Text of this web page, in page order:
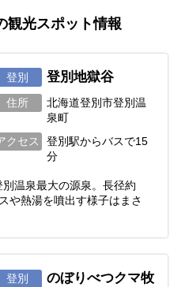
あなただけの特別な北海道旅
ためのヒントを見つけて、最
観光スポット情報
登別 登別地獄谷
住所
北海道登別市登別温
泉町
クセス
登別駅からバスで15
分
温泉最大の源泉。長径約
や熱湯を噴出す様子はまさ
登別
のぼりべつクマ牧